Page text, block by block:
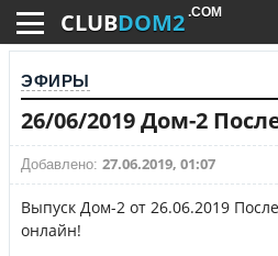
CLUBDOM2 .COM
ЭФИРЫ
26/06/2019 Дом-2
Добавлено: 27.06.2019, 01:07
Выпуск Дом-2 от 26.06.2019
онлайн!